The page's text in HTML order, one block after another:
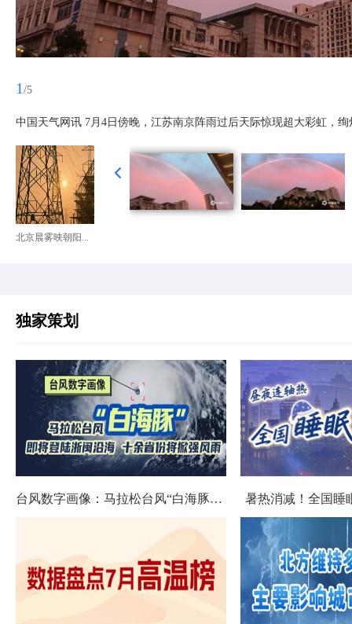
1 /5
中国天气网讯 7月4日傍晚，江苏南京阵雨过后天际惊现超大彩虹，
北京晨雾映朝阳...
独家策划
台风数字画像：马拉松台风“白海豚”将影响十余省份 暑热消减！全国睡